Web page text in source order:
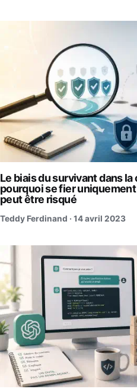
Le biais du survivant dans
pourquoi se fier
peut être risqué
Teddy Ferdinand · 14 avril 2023